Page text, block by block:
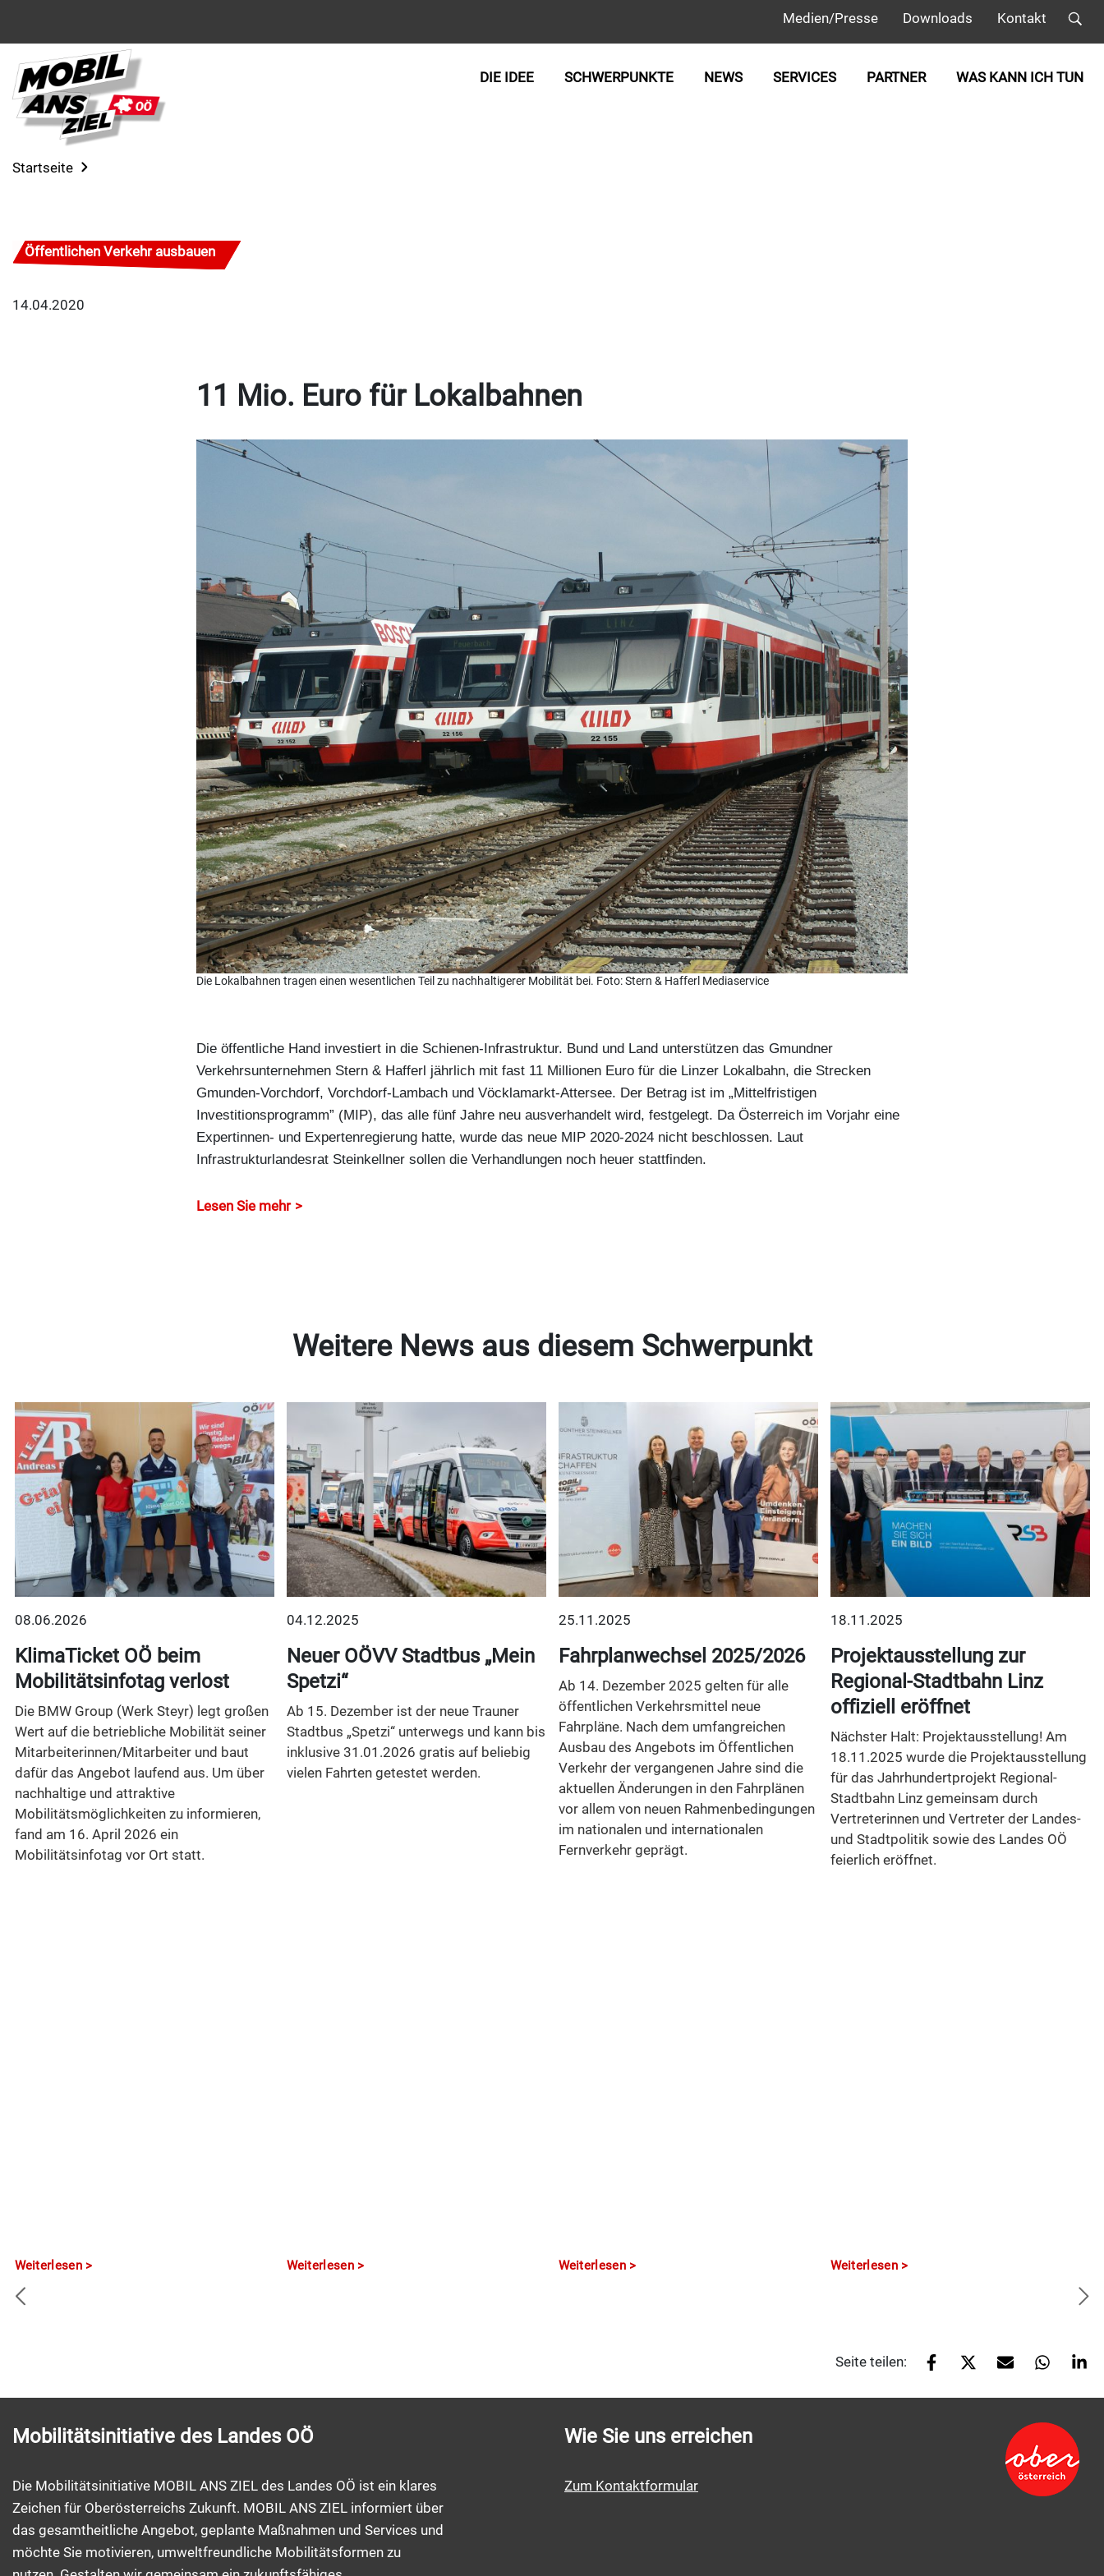
Medien/Presse Downloads Kontakt
DIE IDEE SCHWERPUNKTE NEWS SERVICES PARTNER WAS KANN ICH TUN
Startseite
Öffentlichen Verkehr ausbauen
14.04.2020
11 Mio. Euro für Lokalbahnen
Die Lokalbahnen tragen einen wesentlichen Teil zu nachhaltigerer Mobilität bei. Foto: Stern & Hafferl Mediaservice
Die öffentliche Hand investiert in die Schienen-Infrastruktur. Bund und Land unterstützen das Gmundner
Verkehrsunternehmen Stern & Hafferl jährlich mit fast 11 Millionen Euro für die Linzer Lokalbahn, die Strecken
Gmunden-Vorchdorf, Vorchdorf-Lambach und Vöcklamarkt-Attersee. Der Betrag ist im „Mittelfristigen
Investitionsprogramm” (MIP), das alle fünf Jahre neu ausverhandelt wird, festgelegt. Da Österreich im Vorjahr eine
Expertinnen- und Expertenregierung hatte, wurde das neue MIP 2020-2024 nicht beschlossen. Laut
Infrastrukturlandesrat Steinkellner sollen die Verhandlungen noch heuer stattfinden.
Lesen Sie mehr
Weitere News aus diesem Schwerpunkt
08.06.2026
KlimaTicket OÖ beim
Mobilitätsinfotag verlost
Die BMW Group (Werk Steyr) legt großen
Wert auf die betriebliche Mobilität seiner
Mitarbeiterinnen/Mitarbeiter und baut
dafür das Angebot laufend aus. Um über
nachhaltige und attraktive
Mobilitätsmöglichkeiten zu informieren,
fand am 16. April 2026 ein
Mobilitätsinfotag vor Ort statt.
Weiterlesen
04.12.2025
Neuer OÖVV Stadtbus „Mein
Spetzi“
Ab 15. Dezember ist der neue Trauner
Stadtbus „Spetzi“ unterwegs und kann bis
inklusive 31.01.2026 gratis auf beliebig
vielen Fahrten getestet werden.
Weiterlesen
25.11.2025
Fahrplanwechsel 2025/2026
Ab 14. Dezember 2025 gelten für alle
öffentlichen Verkehrsmittel neue
Fahrpläne. Nach dem umfangreichen
Ausbau des Angebots im Öffentlichen
Verkehr der vergangenen Jahre sind die
aktuellen Änderungen in den Fahrplänen
vor allem von neuen Rahmenbedingungen
im nationalen und internationalen
Fernverkehr geprägt.
Weiterlesen
18.11.2025
Projektausstellung zur
Regional-Stadtbahn Linz
offiziell eröffnet
Nächster Halt: Projektausstellung! Am
18.11.2025 wurde die Projektausstellung
für das Jahrhundertprojekt Regional-
Stadtbahn Linz gemeinsam durch
Vertreterinnen und Vertreter der Landes-
und Stadtpolitik sowie des Landes OÖ
feierlich eröffnet.
Weiterlesen
Seite teilen:
Mobilitätsinitiative des Landes OÖ
Die Mobilitätsinitiative MOBIL ANS ZIEL des Landes OÖ ist ein klares
Zeichen für Oberösterreichs Zukunft. MOBIL ANS ZIEL informiert über
das gesamtheitliche Angebot, geplante Maßnahmen und Services und
möchte Sie motivieren, umweltfreundliche Mobilitätsformen zu
Wie Sie uns erreichen
Zum Kontaktformular